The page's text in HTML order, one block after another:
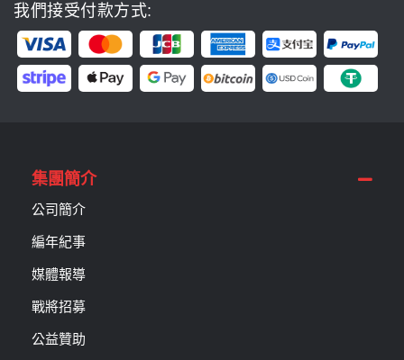
我們接受付款方式:
集團簡介
公司簡介
編年紀事
媒體報導
戰將招募
公益贊助